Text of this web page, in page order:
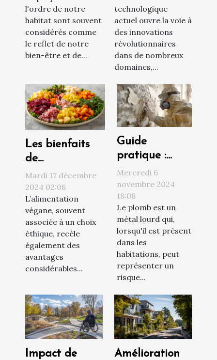
l'ordre de notre
habitat sont souvent
considérés comme
le reflet de notre
bien-être et de...
bâtiments
technologique
actuel ouvre la voie à
des innovations
révolutionnaires
dans de nombreux
domaines,...
Les bienfaits
de
l'alimentation
végane sur la
santé et
l'environnement
Mardi 17 décembre
2024 02:08
L’alimentation
végane, souvent
associée à un choix
éthique, recèle
également des
avantages
considérables...
Guide
pratique :
comment
procéder à un
diagnostic
plomb efficace
Mercredi 6
novembre 2024
18:08
Le plomb est un
métal lourd qui,
lorsqu'il est présent
dans les
habitations, peut
représenter un
risque...
Impact de
Amélioration